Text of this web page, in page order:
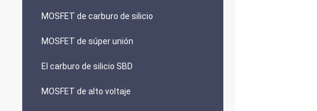
MOSFET de carburo de silicio
MOSFET de súper unión
El carburo de silicio SBD
MOSFET de alto voltaje